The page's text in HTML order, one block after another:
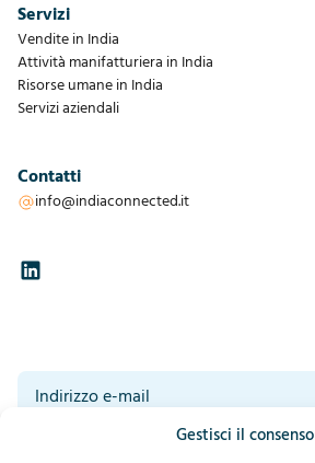
Gestisci il consenso
Servizi
Vendite in India
Attività manifatturiera in India
Risorse umane in India
Servizi aziendali
Contatti
info@indiaconnected.it